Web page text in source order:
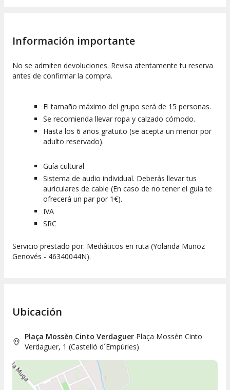
Información importante
No se admiten devoluciones. Revisa atentamente tu reserva
antes de confirmar la compra.
El tamaño máximo del grupo será de 15 personas.
Se recomienda llevar ropa y calzado cómodo.
Hasta los 6 años gratuito (se acepta un menor por
adulto reservado).
Guía cultural
Sistema de audio individual. Deberás llevar tus
auriculares de cable (En caso de no tener el guía te
ofrecerá un par por 1€).
IVA
SRC
Servicio prestado por: Mediâticos en ruta (Yolanda Muñoz
Genovés - 46340044N).
Ubicación
Plaça Mossèn Cinto Verdaguer Plaça Mossèn Cinto
Verdaguer, 1 (Castelló d´Empúries)